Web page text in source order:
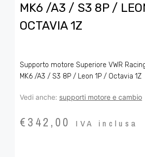
MK6 /A3 / S3 8P /
OCTAVIA 1Z
Supporto motore Superiore VWR
MK6 /A3 / S3 8P / Leon 1P / Octavia 1Z
Vedi anche: supporti motore e cambio
€342,00 IVA inclusa